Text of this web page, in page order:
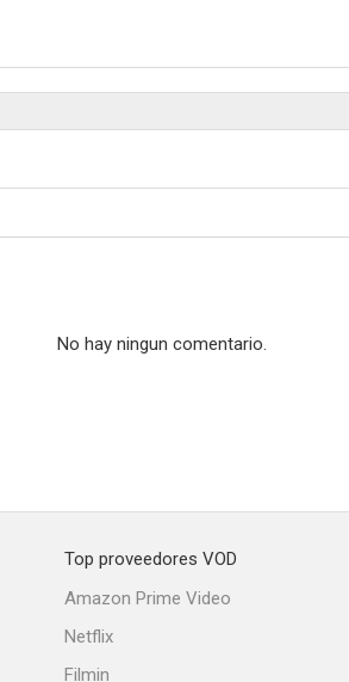
No hay ningun comentario.
Top proveedores VOD
Amazon Prime Video
Netflix
Filmin